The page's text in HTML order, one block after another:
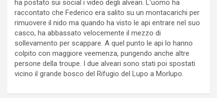
ha postato sui social i video degli alveari. L’uomo ha
raccontato che Federico era salito su un montacarichi per
rimuovere il nido ma quando ha visto le api entrare nel suo
casco, ha abbassato velocemente il mezzo di
sollevamento per scappare. A quel punto le api lo hanno
colpito con maggiore veemenza, pungendo anche altre
persone della troupe. I due alveari sono stati poi spostati
vicino il grande bosco del Rifugio del Lupo a Morlupo.